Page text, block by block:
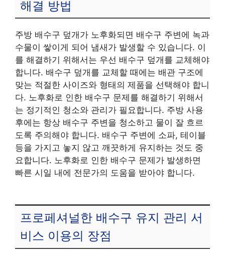
해결 방법
주방 배수구 덮개가 노후화되면 배수구 주변에 녹과
수물이 쌓이게 되어 냄새가 발생할 수 있습니다. 이
를 해결하기 위해서는 우선 배수구 덮개를 교체해야
합니다. 배수구 덮개를 교체할 때에는 배관 구조에
맞는 적절한 사이즈와 형태의 제품을 선택해야 합니
다. 노후화로 인한 배수구 문제를 해결하기 위해서
는 정기적인 청소와 관리가 필요합니다. 주방 사용
후에는 항상 배수구 주변을 청소하고 물이 잘 흐르
도록 주의해야 합니다. 배수구 주변에 소파, 테이블
등을 가지고 놓지 않고 깨끗하게 유지하는 것도 중
요합니다. 노후화로 인한 배수구 문제가 발생하면
빠른 시일 내에 전문가의 도움을 받아야 합니다.
프로페셔널한 배수구 유지 관리 서
비스 이용의 장점